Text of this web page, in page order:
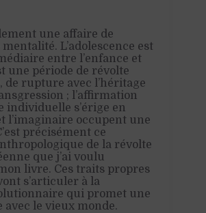
une affaire de
L’adolescence est
entre l’enfance et
une période de révolte
de rupture avec l’héritage
; l’affirmation
individuelle s’érige en
l’imaginaire occupent une
précisément ce
de la révolte
que j’ai voulu
livre. Ces traits propres
s’articuler à la
qui promet une
le vieux monde.